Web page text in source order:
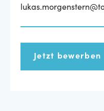
Jetzt bewerben